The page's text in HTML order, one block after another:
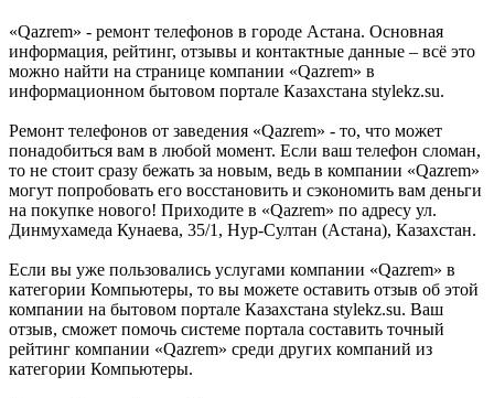
«Qazrem» - ремонт телефонов в городе Астана. Основная
информация, рейтинг, отзывы и контактные данные – всё это
можно найти на странице компании «Qazrem» в
информационном бытовом портале Казахстана stylekz.su.
Ремонт телефонов от заведения «Qazrem» - то, что может
понадобиться вам в любой момент. Если ваш телефон сломан,
то не стоит сразу бежать за новым, ведь в компании «Qazrem»
могут попробовать его восстановить и сэкономить вам деньги
на покупке нового! Приходите в «Qazrem» по адресу ул.
Динмухамеда Кунаева, 35/1, Нур-Султан (Астана), Казахстан.
Если вы уже пользовались услугами компании «Qazrem» в
категории Компьютеры, то вы можете оставить отзыв об этой
компании на бытовом портале Казахстана stylekz.su. Ваш
отзыв, сможет помочь системе портала составить точный
рейтинг компании «Qazrem» среди других компаний из
категории Компьютеры.